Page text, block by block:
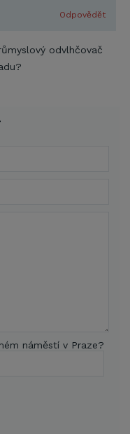
Odpovědět
odvlhčovač
náměstí v Praze?